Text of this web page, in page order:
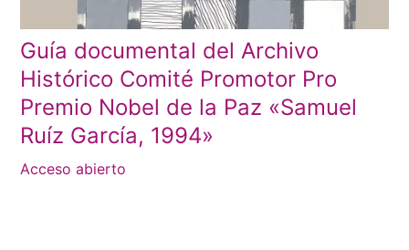
Guía documental del Archivo
Histórico Comité Promotor Pro
Premio Nobel de la Paz «Samuel
Ruíz García, 1994»
Acceso abierto